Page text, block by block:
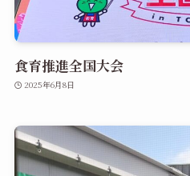
食育推進全国大会
2025年6月8日